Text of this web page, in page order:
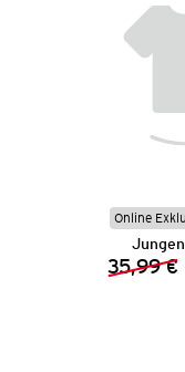
Online
35,99 €